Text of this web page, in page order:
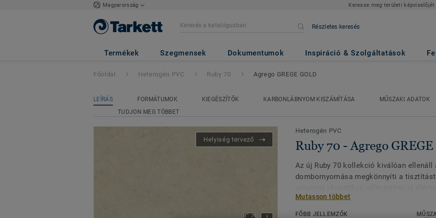
Magyarország Keresse meg területi képviselőjét
Részletes keresés
Termékek Szegmensek Dokumentumok Inspiráció & Szolgáltatások
Ruby 70 - Agrego GREGE GOLD
Főoldal Heterogén PVC Ruby 70 Agrego GREGE GOLD
LEÍRÁS FORMÁTUMOK KIEGÉSZÍTŐK KARBONLÁBNYOM KISZÁMÍTÁSA
MŰSZAKI ADATOK
TUDJON MEG TÖBBET
Helyiség tervező
Heterogén PVC
Ruby 70 - Agrego
Az új Ruby 70 kollekció kiválóan ellenáll
dombornyomása megkönnyíti a
harmóniát a különböző tereken
miatt a Ruby 70 jó válasz az oktatási,
Mutasson többet
FŐBB JELLEMZŐK